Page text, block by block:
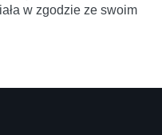
w zgodzie ze swoim